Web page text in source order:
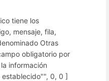
tiene los
mensaje, fila,
Otras
obligatorio por
información
establecido"", 0, 0 ]